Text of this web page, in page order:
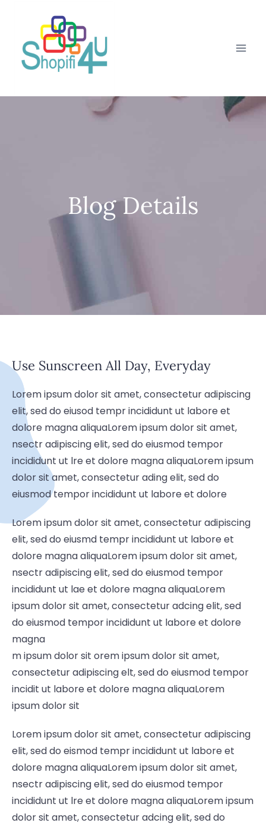
Blog Details
Use Sunscreen All Day, Everyday
Lorem ipsum dolor sit amet, consectetur adipiscing
elit, sed do eiusod tempr incididunt ut labore et
dolore magna aliquaLorem ipsum dolor sit amet,
nsectr adipiscing elit, sed do eiusmod tempor
incididunt ut lre et dolore magna aliquaLorem ipsum
dolor sit amet, consectetur ading elit, sed do
eiusmod tempor incididunt ut labore et dolore
Lorem ipsum dolor sit amet, consectetur adipiscing
elit, sed do eiusmd tempr incididunt ut labore et
dolore magna aliquaLorem ipsum dolor sit amet,
nsectr adipiscing elit, sed do eiusmod tempor
incididunt ut lae et dolore magna aliquaLorem
ipsum dolor sit amet, consectetur adcing elit, sed
do eiusmod tempor incididunt ut labore et dolore
magna
m ipsum dolor sit orem ipsum dolor sit amet,
consectetur adipiscing elt, sed do eiusmod tempor
incidit ut labore et dolore magna aliquaLorem
ipsum dolor sit
Lorem ipsum dolor sit amet, consectetur adipiscing
elit, sed do eismod tempr incididunt ut labore et
dolore magna aliquaLorem ipsum dolor sit amet,
nsectr adipiscing elit, sed do eiusmod tempor
incididunt ut lre et dolore magna aliquaLorem ipsum
dolor sit amet, consectetur adcing elit, sed do